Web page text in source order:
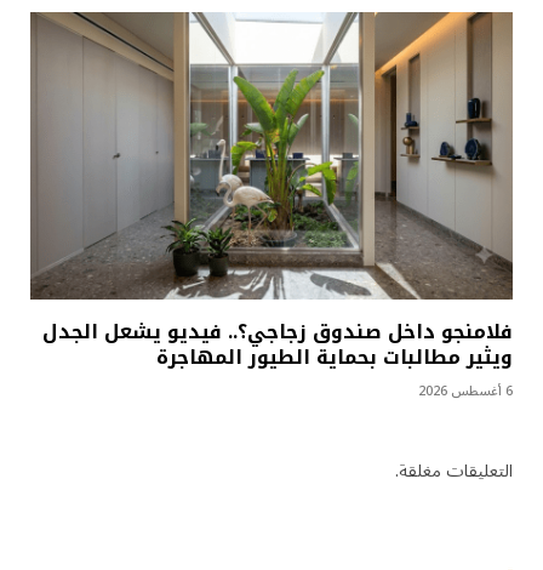
فلامنجو داخل صندوق زجاجي؟.. فيديو يشعل الجدل
ويثير مطالبات بحماية الطيور المهاجرة
6 أغسطس 2026
التعليقات مغلقة.